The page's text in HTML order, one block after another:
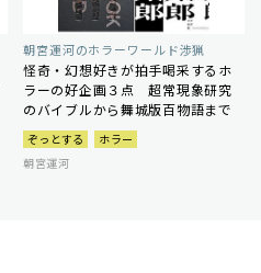
朝宮運河のホラーワールド渉猟
怪奇・幻想好きが拍手喝采するホ
ラーの好企画３点 超常現象研究
のバイブルから舞城版百物語まで
ぞっとする
ホラー
朝宮運河